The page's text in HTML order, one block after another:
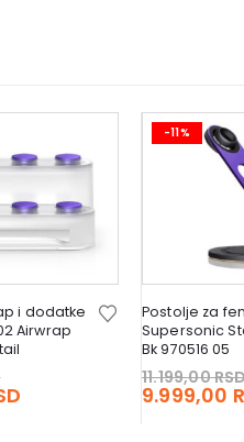
i dodatke
Airwrap
price
4.255,00 RSD.
-11%
Postolje za
Supersonic
Bk 970516 05
11.199,00
9.999,00